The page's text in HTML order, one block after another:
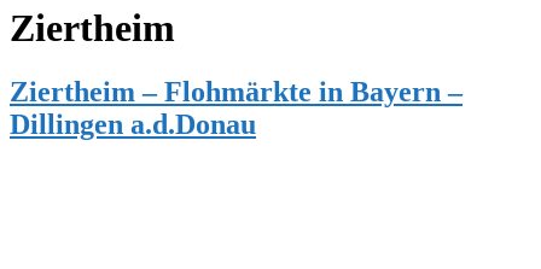
Content
Ziertheim
Ziertheim – Flohmärkte in Bayern –
Dillingen a.d.Donau